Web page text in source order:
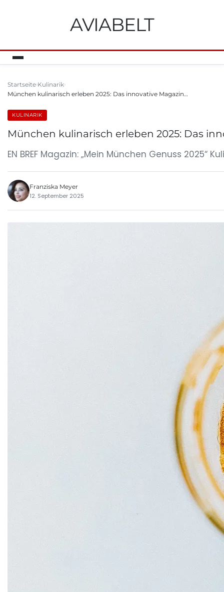
AVIABELT
Startseite Kulinarik
München kulinarisch erleben 2025: Das innovative Magazin…
KULINARIK
München kulinarisch erleben 2025: Das
EN BREF Magazin: „Mein München Genuss
Franziska Meyer
12. September 2025